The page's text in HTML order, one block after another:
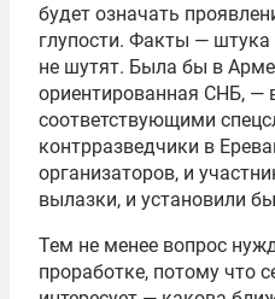
будет означать
глупости. Факты —
не шутят. Была бы в
ориентированная СНБ, —
соответствующими
контрразведчики в
организаторов, и
вылазки, и установили
Тем не менее вопрос
проработке, потому что